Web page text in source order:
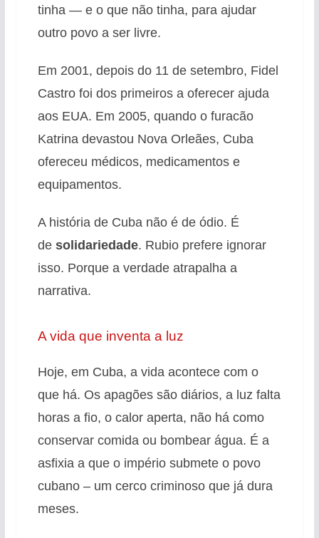
tinha — e o que não tinha, para ajudar
outro povo a ser livre.
Em 2001, depois do 11 de setembro, Fidel
Castro foi dos primeiros a oferecer ajuda
aos EUA. Em 2005, quando o furacão
Katrina devastou Nova Orleães, Cuba
ofereceu médicos, medicamentos e
equipamentos.
A história de Cuba não é de ódio. É
de solidariedade. Rubio prefere ignorar
isso. Porque a verdade atrapalha a
narrativa.
A vida que inventa a luz
Hoje, em Cuba, a vida acontece com o
que há. Os apagões são diários, a luz falta
horas a fio, o calor aperta, não há como
conservar comida ou bombear água. É a
asfixia a que o império submete o povo
cubano – um cerco criminoso que já dura
meses.